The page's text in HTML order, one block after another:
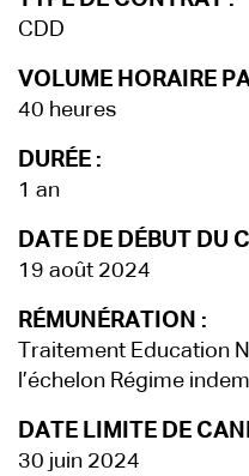
CDD
VOLUME HORAIRE
40 heures
DURÉE :
1 an
DATE DE DÉBUT DU
19 août 2024
RÉMUNÉRATION :
Traitement Education
l’échelon Régime
DATE LIMITE DE
30 juin 2024